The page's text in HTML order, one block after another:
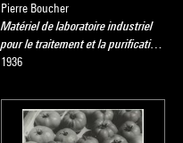
Pierre Boucher
Matériel de laboratoire industriel
pour le traitement et la purificati…
1936